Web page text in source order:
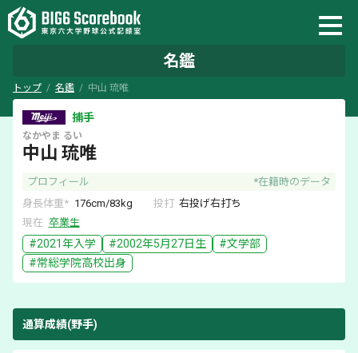
名鑑
トップ 名鑑 中山 琉唯
捕手
中山 琉唯
なかやま るい
プロフィール
*在籍時のデータ
身長体重* 176cm/83kg 投打 右投げ右打ち
現在 卒業生
#2021年入学 #2002年5月27日 生 #文学部
#常総学院高校出身
通算成績(野手)